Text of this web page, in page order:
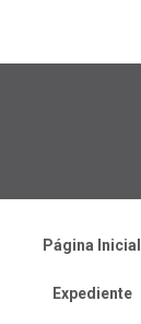
Página Inicial
Expediente